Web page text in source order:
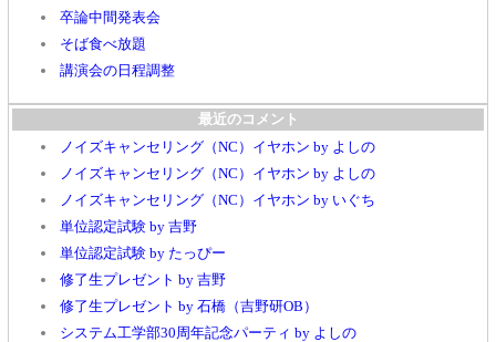
卒論中間発表会
そば食べ放題
講演会の日程調整
最近のコメント
ノイズキャンセリング（NC）イヤホン by よしの
ノイズキャンセリング（NC）イヤホン by よしの
ノイズキャンセリング（NC）イヤホン by いぐち
単位認定試験 by 吉野
単位認定試験 by たっぴー
修了生プレゼント by 吉野
修了生プレゼント by 石橋（吉野研OB）
システム工学部30周年記念パーティ by よしの